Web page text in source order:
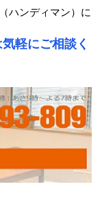
ハンディマン）に
軽にご相談く